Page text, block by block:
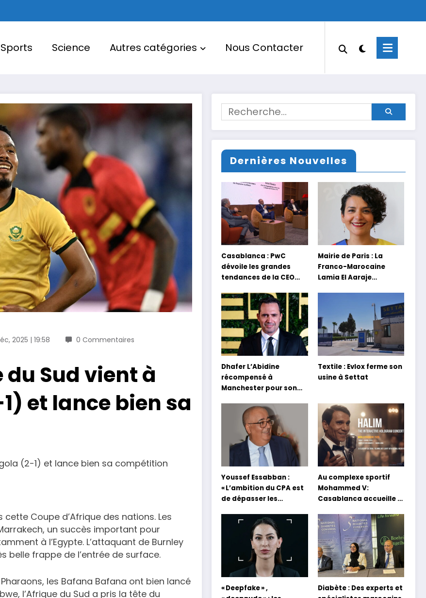
Sports Science Autres catégories Nous Contacter
2025 | 19:58 0 Commentaires
du Sud vient à
et lance bien sa
(2-1) et lance bien sa compétition
cette Coupe d’Afrique des nations. Les
un succès important pour
à l’Egypte. L’attaquant de Burnley
belle frappe de l’entrée de surface.
les Bafana Bafana ont bien lancé
l’Afrique du Sud a pris la tête du
Dernières Nouvelles
Casablanca : PwC
dévoile les grandes
tendances de la CEO
Mairie de Paris : La
Franco-Marocaine
Lamia El Aaraje
Dhafer L’Abidine
récompensé à
Manchester pour son
Textile : Evlox ferme son
usine à Settat
Youssef Essabban :
« L’ambition du CPA est
de dépasser les
et académiques de
formation en
s’appuyant sur le
partage des
expériences »
Au complexe sportif
Mohammed V:
Casablanca accueille la
concert holographique
d’Abdel Halim Hafez
« Deepfake » ,
Diabète : Des experts et